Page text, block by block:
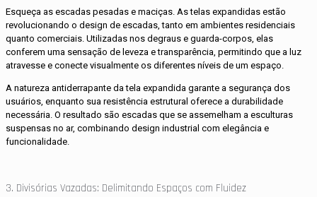
Esqueça as escadas pesadas e maciças. As telas expandidas estão
revolucionando o design de escadas, tanto em ambientes residenciais
quanto comerciais. Utilizadas nos degraus e guarda-corpos, elas
conferem uma sensação de leveza e transparência, permitindo que a luz
atravesse e conecte visualmente os diferentes níveis de um espaço.
A natureza antiderrapante da tela expandida garante a segurança dos
usuários, enquanto sua resistência estrutural oferece a durabilidade
necessária. O resultado são escadas que se assemelham a esculturas
suspensas no ar, combinando design industrial com elegância e
funcionalidade.
3. Divisórias Vazadas: Delimitando Espaços com Fluidez